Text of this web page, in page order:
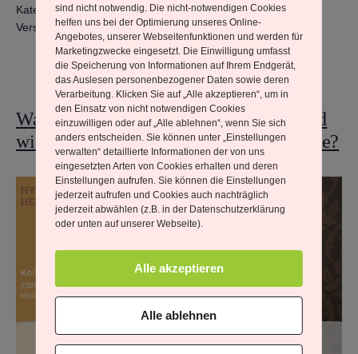
Kategorisiert alsAus meinem Leben,Rueckblicke
Verschlagwortet mit 12 von 12
Was ist eine spirituelle Rückführung und
wie unterscheidet sie sich vom TimeLine?
sind nicht notwendig. Die nicht-notwendigen Cookies
helfen uns bei der Optimierung unseres Online-
Angebotes, unserer Webseitenfunktionen und werden für
Marketingzwecke eingesetzt. Die Einwilligung umfasst
die Speicherung von Informationen auf Ihrem Endgerät,
das Auslesen personenbezogener Daten sowie deren
Verarbeitung. Klicken Sie auf „Alle akzeptieren“, um in
den Einsatz von nicht notwendigen Cookies
einzuwilligen oder auf „Alle ablehnen“, wenn Sie sich
anders entscheiden. Sie können unter „Einstellungen
verwalten“ detaillierte Informationen der von uns
eingesetzten Arten von Cookies erhalten und deren
Einstellungen aufrufen. Sie können die Einstellungen
jederzeit aufrufen und Cookies auch nachträglich
jederzeit abwählen (z.B. in der Datenschutzerklärung
oder unten auf unserer Webseite).
Alle akzeptieren
Alle ablehnen